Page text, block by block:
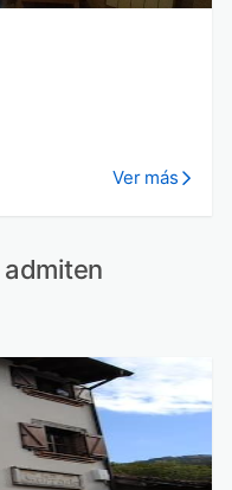
Ver más